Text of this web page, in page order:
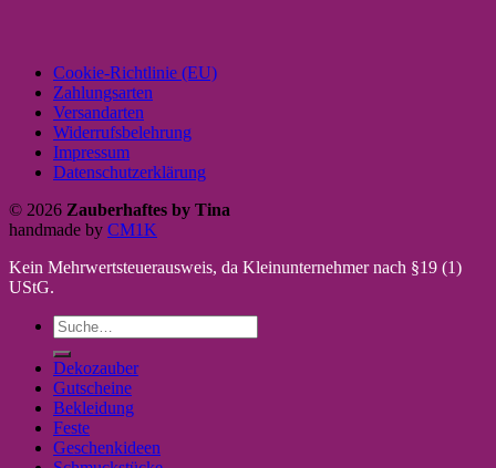
Cookie-Richtlinie (EU)
Zahlungsarten
Versandarten
Widerrufsbelehrung
Impressum
Datenschutzerklärung
© 2026 Zauberhaftes by Tina
handmade by CM1K
Kein Mehrwertsteuerausweis, da Kleinunternehmer nach §19 (1)
UStG.
Suche
nach:
Dekozauber
Gutscheine
Bekleidung
Feste
Geschenkideen